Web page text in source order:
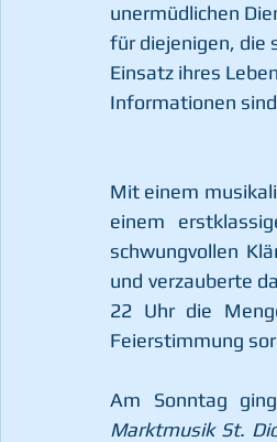
unermüdlichen
für diejenigen, die
Einsatz ihres
Informationen
Mit einem
einem
schwungvollen
und verzauberte
22 Uhr die
Feierstimmung
Marktmusik St.